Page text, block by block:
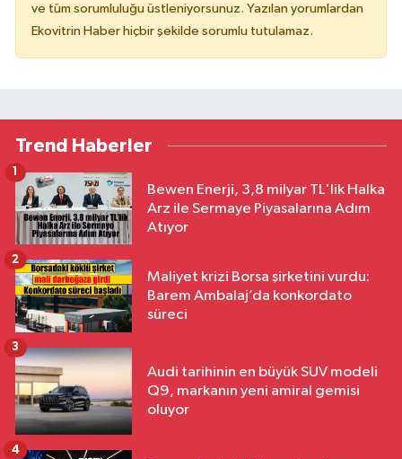
ve tüm sorumluluğu üstleniyorsunuz. Yazılan yorumlardan
Ekovitrin Haber hiçbir şekilde sorumlu tutulamaz.
Trend Haberler
Bewen Enerji, 3,8 milyar TL'lik Halka
Arz ile Sermaye Piyasalarına Adım
Atıyor
1
Maliyet krizi Borsa şirketini vurdu:
Barem Ambalaj’da konkordato
süreci
2
Audi tarihinin en büyük SUV modeli
Q9, markanın yeni amiral gemisi
oluyor
3
4